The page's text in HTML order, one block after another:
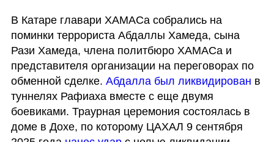
В Катаре главари ХАМАСа собрались на
поминки террориста Абдаллы Хамеда, сына
Рази Хамеда, члена политбюро ХАМАСа и
представителя организации на переговорах по
обменной сделке. Абдалла был ликвидирован в
туннелях Рафиаха вместе с еще двумя
боевиками. Траурная церемония состоялась в
доме в Дохе, по которому ЦАХАЛ 9 сентября